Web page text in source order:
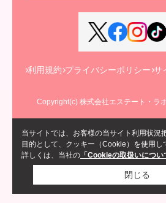
利用規約 プライバシーポリシー サ
Copyright(c) 株式会社エステート・ラ
当サイトでは、お客様の当サイト利用状況
目的として、クッキー（Cookie）を使用し
詳しくは、当社の 「Cookieの取扱いについ
閉じる